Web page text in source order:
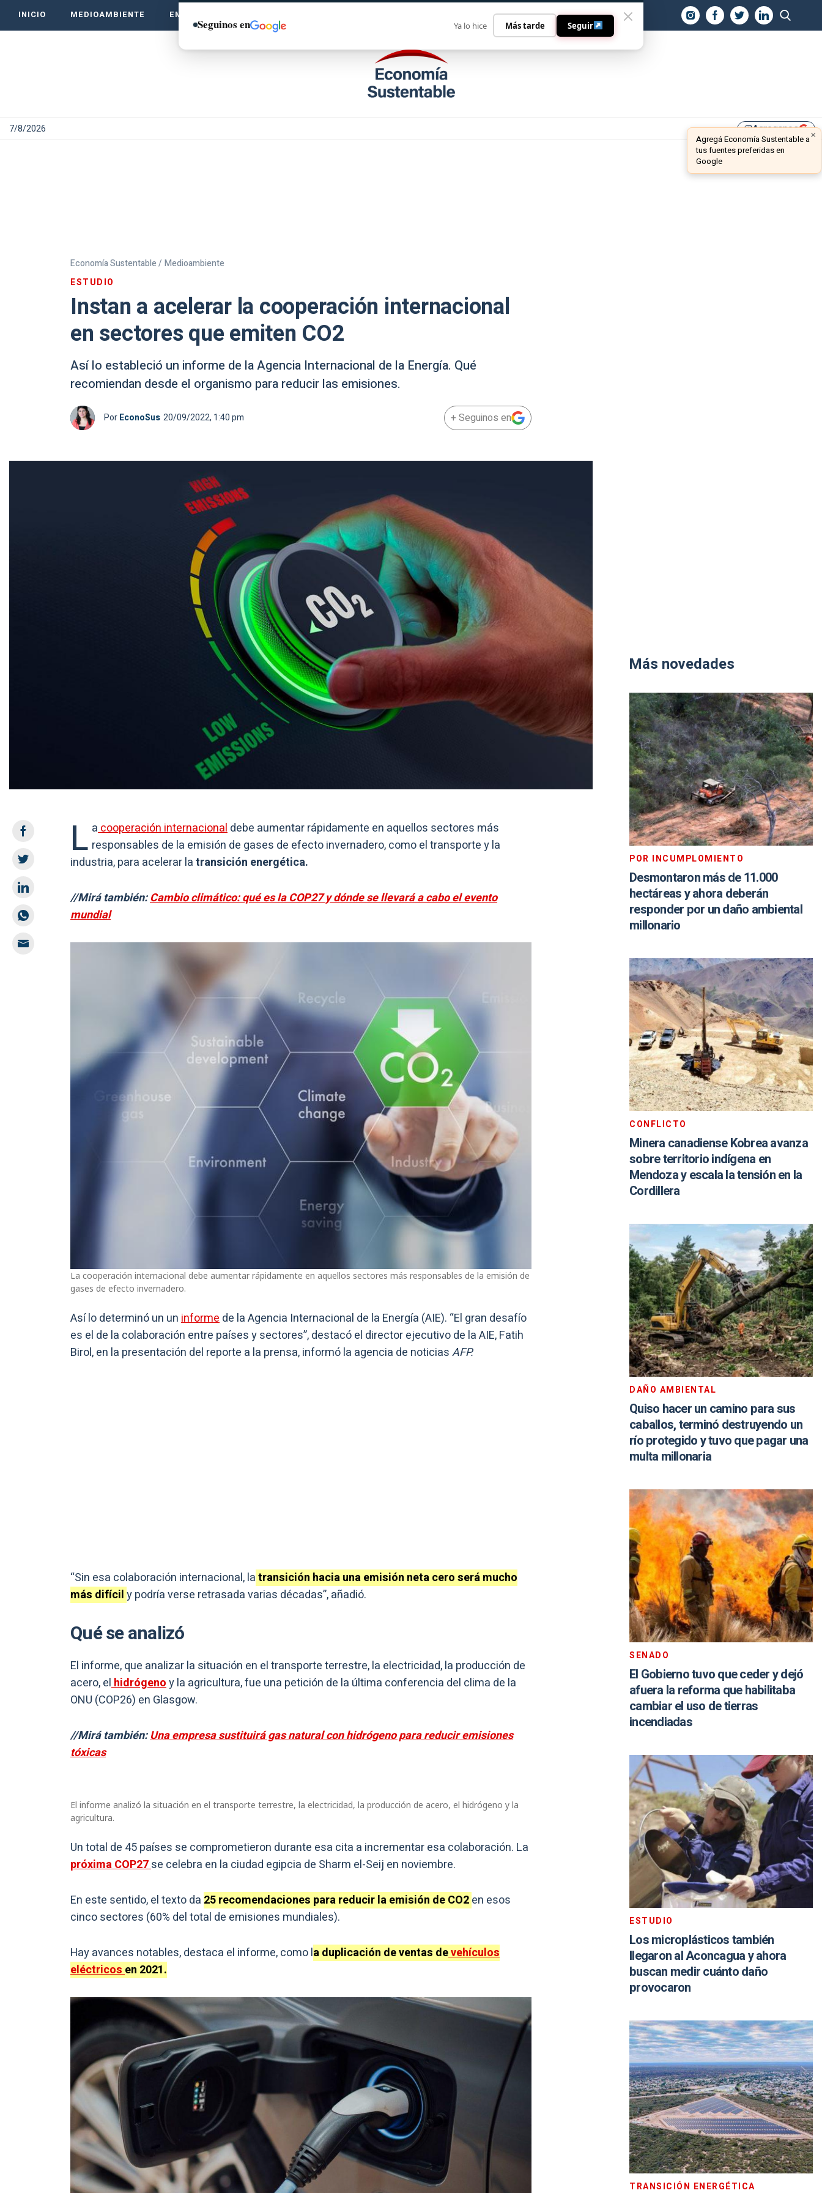
INICIO MEDIOAMBIENTE EMPRENDE VERDE CONTACTO
7/8/2026 library_addAgreganos ×
Agregá Economía Sustentable a
tus fuentes preferidas en
Google
Economía Sustentable / Medioambiente
ESTUDIO
Instan a acelerar la cooperación internacional
en sectores que emiten CO2
Así lo estableció un informe de la Agencia Internacional de la Energía. Qué
recomiendan desde el organismo para reducir las emisiones.
PorEconoSus 20/09/2022, 1:40 pm + Seguinos en
L acooperación internacionaldebe aumentar rápidamente en aquellos sectores más
responsables de la emisión de gases de efecto invernadero, como el transporte y la
industria, para acelerar latransición energética.
//Mirá también:Cambio climático: qué es la COP27 y dónde se llevará a cabo el evento
mundial
La cooperación internacional debe aumentar rápidamente en aquellos sectores más responsables de la emisión de
gases de efecto invernadero.
Así lo determinó un uninformede la Agencia Internacional de la Energía (AIE). “El gran desafío
es el de la colaboración entre países y sectores”, destacó el director ejecutivo de la AIE, Fatih
Birol, en la presentación del reporte a la prensa, informó la agencia de noticiasAFP.
“Sin esa colaboración internacional, latransición hacia una emisión neta cero será mucho
más difícily podría verse retrasada varias décadas”, añadió.
Qué se analizó
El informe, que analizar la situación en el transporte terrestre, la electricidad, la producción de
acero, elhidrógenoy la agricultura, fue una petición de la última conferencia del clima de la
ONU (COP26) en Glasgow.
//Mirá también:Una empresa sustituirá gas natural con hidrógeno para reducir emisiones
tóxicas
El informe analizó la situación en el transporte terrestre, la electricidad, la producción de acero, el hidrógeno y la
agricultura.
Un total de 45 países se comprometieron durante esa cita a incrementar esa colaboración. La
próxima COP27se celebra en la ciudad egipcia de Sharm el-Seij en noviembre.
En este sentido, el texto da 25 recomendaciones para reducir la emisión de CO2en esos
cinco sectores (60% del total de emisiones mundiales).
Hay avances notables, destaca el informe, como la duplicación de ventas devehículos
eléctricosen 2021.
Más novedades
POR INCUMPLOMIENTO
Desmontaron más de 11.000
hectáreas y ahora deberán
responder por un daño ambiental
millonario
CONFLICTO
Minera canadiense Kobrea avanza
sobre territorio indígena en
Mendoza y escala la tensión en la
Cordillera
DAÑO AMBIENTAL
Quiso hacer un camino para sus
caballos, terminó destruyendo un
río protegido y tuvo que pagar una
multa millonaria
SENADO
El Gobierno tuvo que ceder y dejó
afuera la reforma que habilitaba
cambiar el uso de tierras
incendiadas
ESTUDIO
Los microplásticos también
llegaron al Aconcagua y ahora
buscan medir cuánto daño
provocaron
TRANSICIÓN ENERGÉTICA
Seguinos en Ya lo hice Más tarde Seguir